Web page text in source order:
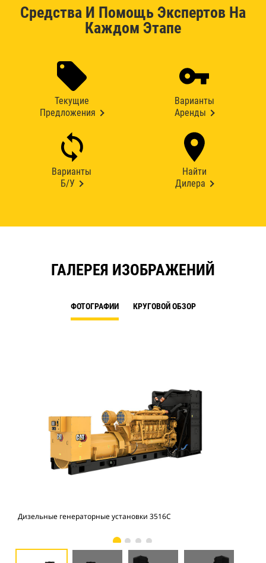
Средства И Помощь Экспертов На
Каждом Этапе
Текущие
Предложения
Варианты
Аренды
Варианты
Б/У
Найти
Дилера
ГАЛЕРЕЯ ИЗОБРАЖЕНИЙ
ФОТОГРАФИИ КРУГОВОЙ ОБЗОР
Дизельные генераторные установки 3516C